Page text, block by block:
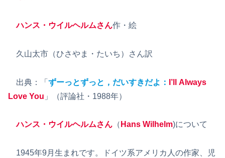
ハンス・ウイルヘルムさん作・絵
久山太市（ひさやま・たいち）さん訳
出典：「 ずーっとずっと，だいすきだよ：
I’ll Always
Love You 」（評論社・1988年）
ハンス・ウイルヘルムさん （ Hans Wilhelm)について
1945年9月生まれです。ドイツ系アメリカ人の作家、児